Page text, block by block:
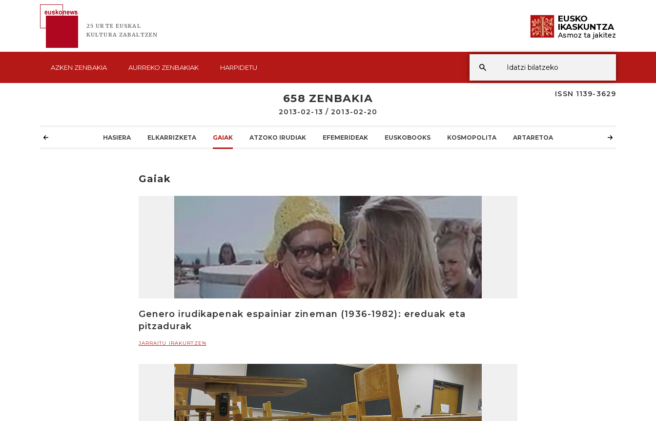
25 URTE EUSKAL
KULTURA ZABALTZEN
EUSKO
IKASKUNTZA
Asmoz ta jakitez
AZKEN ZENBAKIA AURREKO ZENBAKIAK HARPIDETU
ISSN 1139-3629
658 ZENBAKIA
2013-02-13 / 2013-02-20
HASIERA ELKARRIZKETA GAIAK ATZOKO IRUDIAK EFEMERIDEAK EUSKOBOOKS KOSMOPOLITA ARTARETOA
Gaiak
Genero irudikapenak espainiar zineman (1936-1982): ereduak eta
pitzadurak
JARRAITU IRAKURTZEN